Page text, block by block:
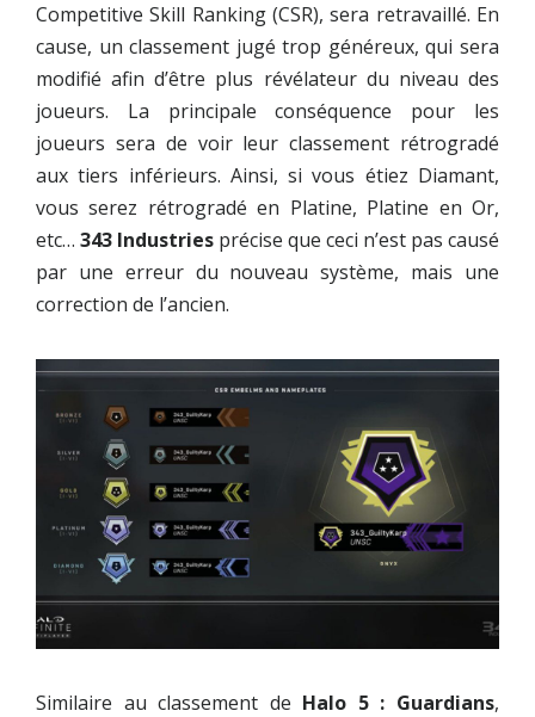
Competitive Skill Ranking (CSR), sera retravaillé. En
cause, un classement jugé trop généreux, qui sera
modifié afin d’être plus révélateur du niveau des
joueurs. La principale conséquence pour les
joueurs sera de voir leur classement rétrogradé
aux tiers inférieurs. Ainsi, si vous étiez Diamant,
vous serez rétrogradé en Platine, Platine en Or,
etc… 343 Industries précise que ceci n’est pas causé
par une erreur du nouveau système, mais une
correction de l’ancien.
Similaire au classement de Halo 5 : Guardians,